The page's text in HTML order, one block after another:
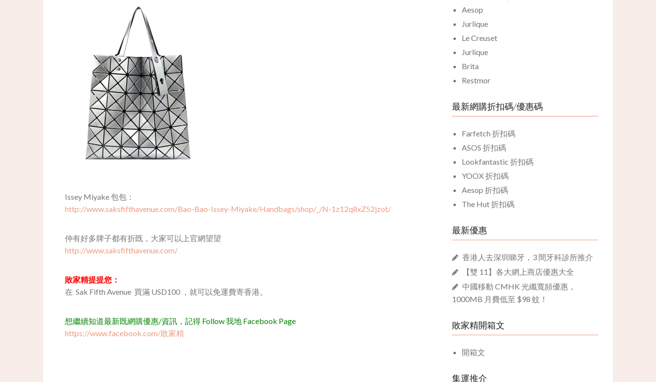
Issey Miyake 包包：
http://www.saksfifthavenue.com/Bao-Bao-Issey-Miyake/Handbags/shop/_/N-1z12q8xZ52jzot/
仲有好多牌子都有折既，大家可以上官網望望
http://www.saksfifthavenue.com/
敗家精提提您：
在 Sak Fifth Avenue 買滿 USD100 ，就可以免運費寄香港。
想繼續知道最新既網購優惠/資訊，記得 Follow 我地 Facebook Page
https://www.facebook.com/敗家精
Aesop
Jurlique
Le Creuset
Jurlique
Brita
Restmor
最新網購折扣碼/優惠碼
Farfetch 折扣碼
ASOS 折扣碼
Lookfantastic 折扣碼
YOOX 折扣碼
Aesop 折扣碼
The Hut 折扣碼
最新優惠
香港人去深圳睇牙，3 間牙科診所推介
【雙 11】各大網上商店優惠大全
中國移動 CMHK 光纖寬頻優惠，
1000MB 月費低至 $98 蚊！
敗家精開箱文
開箱文
集運推介